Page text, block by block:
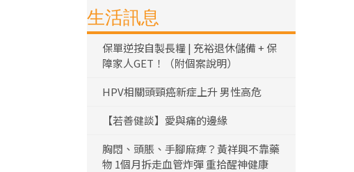
生活訊息
保單逆按自製長糧 | 充裕退休儲備 + 保
障家人GET！（附個案說明）
HPV相關頭頸癌新症上升 男性高危
【若善健談】愛與痛的邊緣
胸悶、頭脹、手腳麻痺？黃祥興不靠藥
物 1個月拆走血管炸彈 重拾醒神健康